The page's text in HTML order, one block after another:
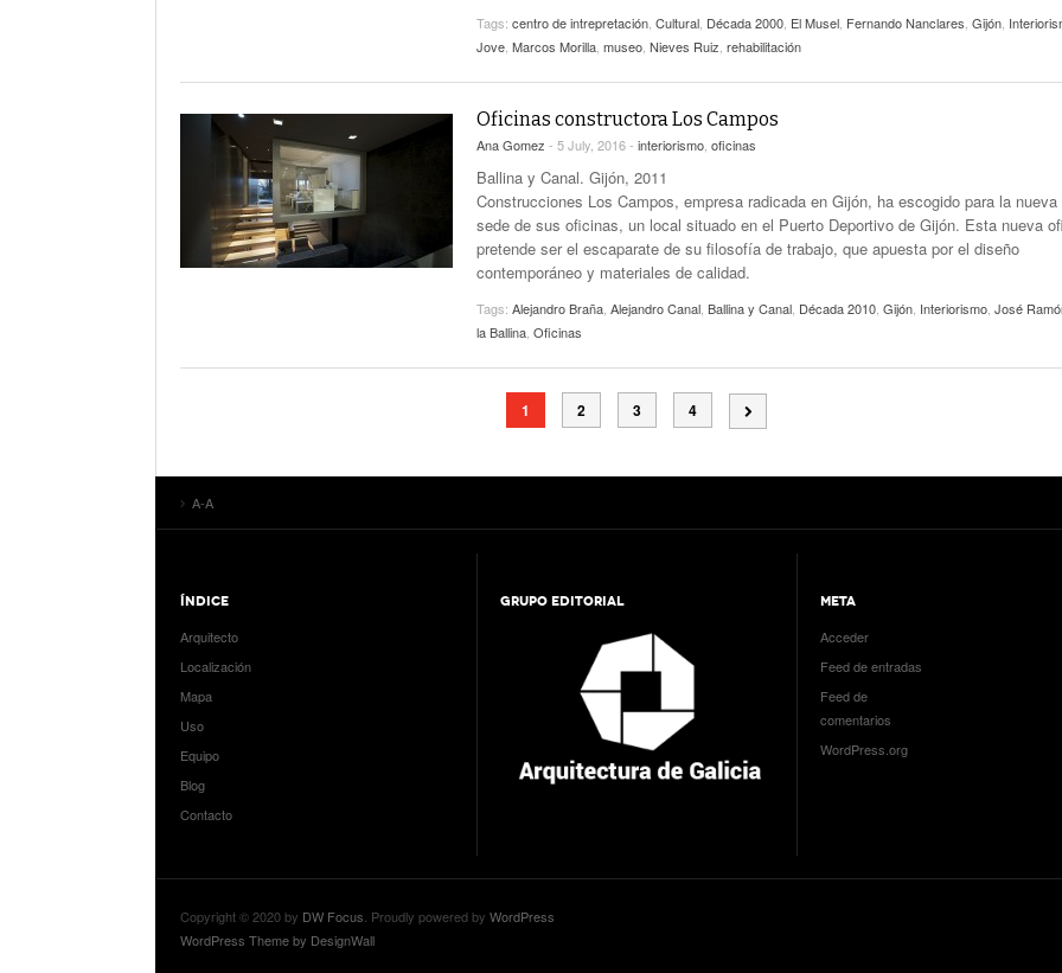
Tags: centro de intrepretación Cultural Década 2000 El Musel Fernando Nanclares Gijón
Jove Marcos Morilla museo Nieves Ruiz rehabilitación
Oficinas constructora Los Campos
Ana Gomez - 5 July, 2016 - interiorismo oficinas
Ballina y Canal. Gijón, 2011
Construcciones Los Campos, empresa radicada en Gijón, ha escogido para la nueva
sede de sus oficinas, un local situado en el Puerto Deportivo de Gijón. Esta nueva
pretende ser el escaparate de su filosofía de trabajo, que apuesta por el diseño
contemporáneo y materiales de calidad.
Tags: Alejandro Braña Alejandro Canal Ballina y Canal Década 2010 Gijón Interiorismo José
la Ballina Oficinas
1 2 3 4
A-A
ÍNDICE
Arquitecto
Localización
Mapa
Uso
Equipo
Blog
Contacto
GRUPO EDITORIAL META
Acceder
Feed de entradas
Feed de
comentarios
WordPress.org
Copyright © 2020 by DW Focus . Proudly powered by WordPress
WordPress Theme by DesignWall